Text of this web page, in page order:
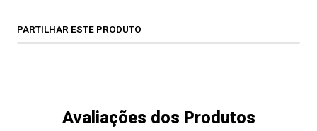
PARTILHAR ESTE PRODUTO
Avaliações dos Produtos